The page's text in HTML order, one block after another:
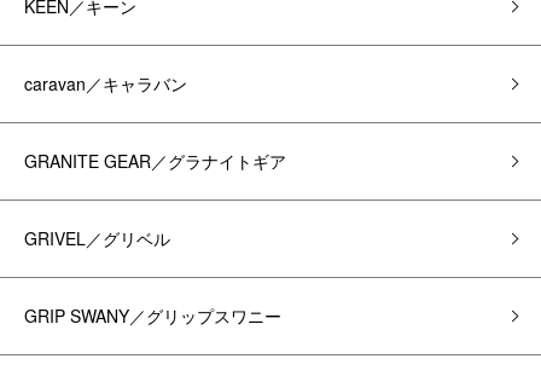
KEEN／キーン
caravan／キャラバン
GRANITE GEAR／グラナイトギア
GRIVEL／グリベル
GRIP SWANY／グリップスワニー